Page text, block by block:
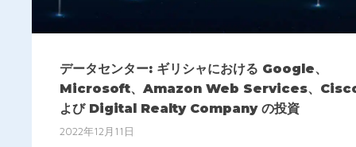
データセンター: ギリシャにおける Google、
Microsoft、Amazon Web Services、
よび Digital Realty Company の投資
2022年12月11日